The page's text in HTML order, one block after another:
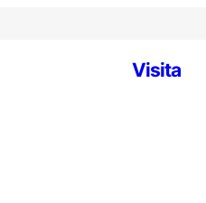
Visita